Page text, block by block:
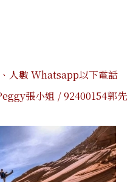
人數 Whatsapp以下電話
張小姐 / 92400154郭先